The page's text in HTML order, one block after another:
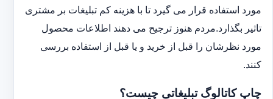
مورد استفاده قرار می گیرد تا با هزینه کم تبلیغات بر مشتری
تاثیر بگذارد.مردم هنوز ترجیح می دهند اطلاعات محصول
مورد نظرشان را قبل از خرید و یا قبل از استفاده بررسی
کنند.
چاپ کاتالوگ تبلیغاتی چیست؟